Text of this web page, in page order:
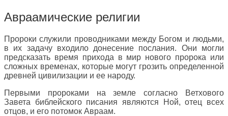
Авраамические религии
Пророки служили проводниками между Богом и людьми,
в их задачу входило донесение послания. Они могли
предсказать время прихода в мир нового пророка или
сложных временах, которые могут грозить определенной
древней цивилизации и ее народу.
Первыми пророками на земле согласно Ветхового
Завета библейского писания являются Ной, отец всех
отцов, и его потомок Авраам.